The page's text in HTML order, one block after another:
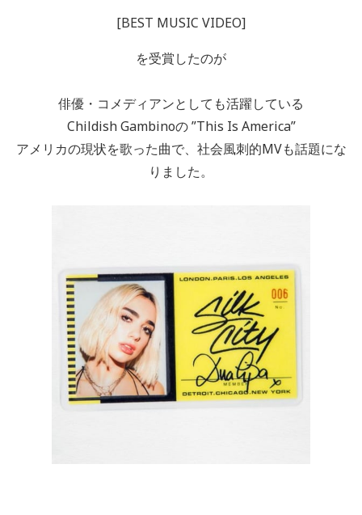
[BEST MUSIC VIDEO]
を受賞したのが
俳優・コメディアンとしても活躍している
Childish Gambinoの ”This Is America”
アメリカの現状を歌った曲で、社会風刺的MVも話題にな
りました。